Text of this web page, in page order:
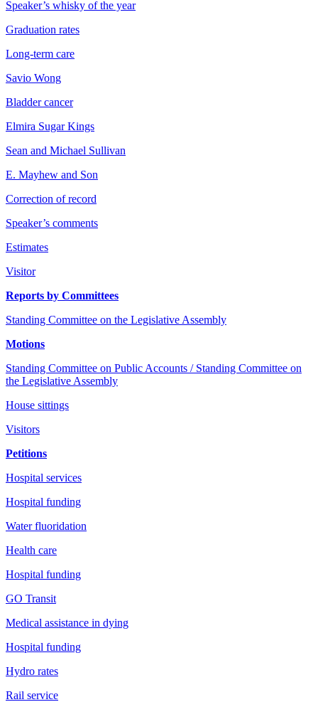
Speaker’s whisky of the year
Graduation rates
Long-term care
Savio Wong
Bladder cancer
Elmira Sugar Kings
Sean and Michael Sullivan
E. Mayhew and Son
Correction of record
Speaker’s comments
Estimates
Visitor
Reports by Committees
Standing Committee on the Legislative Assembly
Motions
Standing Committee on Public Accounts / Standing Committee on
the Legislative Assembly
House sittings
Visitors
Petitions
Hospital services
Hospital funding
Water fluoridation
Health care
Hospital funding
GO Transit
Medical assistance in dying
Hospital funding
Hydro rates
Rail service